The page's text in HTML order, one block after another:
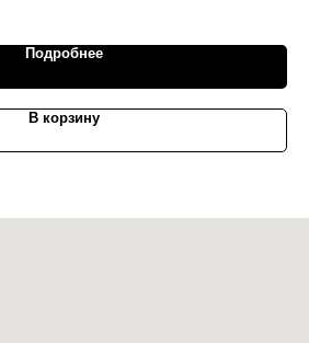
Подробнее
В корзину